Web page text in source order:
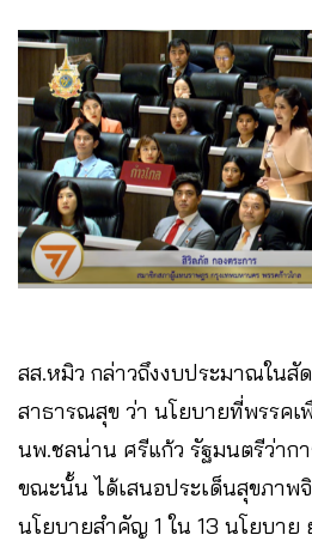
สส.หมิว กล่าวถึงงบประมาณในสั
สาธารณสุข ว่า นโยบายที่พรรคเ
นพ.ชลน่าน ศรีแก้ว รัฐมนตรีว่าก
ขณะนั้น ได้เสนอประเด็นสุขภาพ
นโยบายสำคัญ 1 ใน 13 นโยบาย